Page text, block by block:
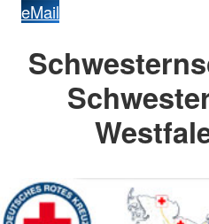
eMail